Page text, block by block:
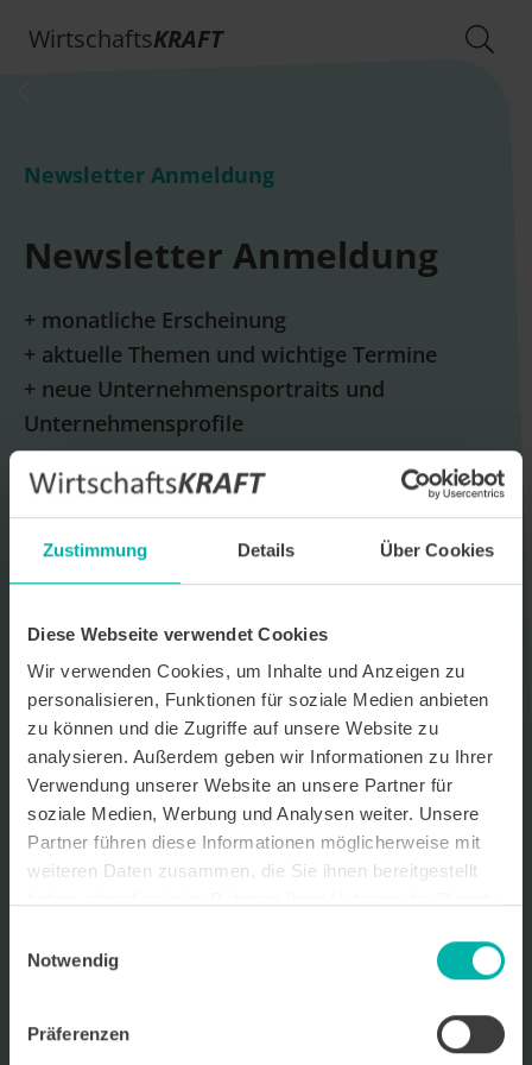
Zustimmung Details Über Cookies
Diese Webseite verwendet Cookies
Wir verwenden Cookies, um Inhalte und Anzeigen zu
personalisieren, Funktionen für soziale Medien anbieten
zu können und die Zugriffe auf unsere Website zu
analysieren. Außerdem geben wir Informationen zu Ihrer
Verwendung unserer Website an unsere Partner für
soziale Medien, Werbung und Analysen weiter. Unsere
Partner führen diese Informationen möglicherweise mit
weiteren Daten zusammen, die Sie ihnen bereitgestellt
Notwendig
Präferenzen
WirtschaftsKRAFT
Newsletter Anmeldung
Newsletter Anmeldung
+ monatliche Erscheinung
+ aktuelle Themen und wichtige Termine
+ neue Unternehmensportraits und
Unternehmensprofile
E-Mail *
WirtschaftsKRAFT der INFO - Das Magazin Pforzheim GmbH
erhalte. Um die Inhalte des Newsletters besser auf meine
persönlichen Interessen auszurichten, stimme ich außerdem zu,
hierfür mein personenbezogenes Nutzungsverhalten des
Newsletters zu erfassen und auszuwerten. Der Newsletter enthält
begleitende Werbeinformationen zu Produkten und
Dienstleistungen lokal ansässiger Werbekunden. Ich kann meine
Einwilligung jederzeit kostenfrei für die Zukunft durch den in jedem
Newsletter enthaltenen Abmeldelink oder per E-Mail an info@info-
pforzheim.de widerrufen. Meine E-Mail-Adresse wird ausschließlich
zur Zustellung des Newsletters genutzt. Detaillierte Informationen
zum Umgang mit Ihren Daten und der von uns eingesetzten
Newsletter-Software Cleverreach finden Sie in unserer
Datenschutzerklärung.